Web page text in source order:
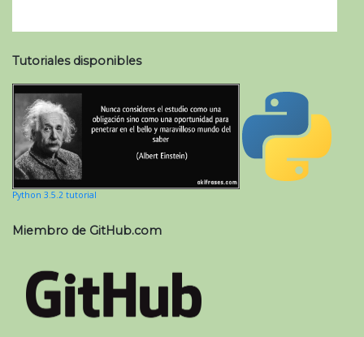
Tutoriales disponibles
Python 3.5.2 tutorial
Miembro de GitHub.com